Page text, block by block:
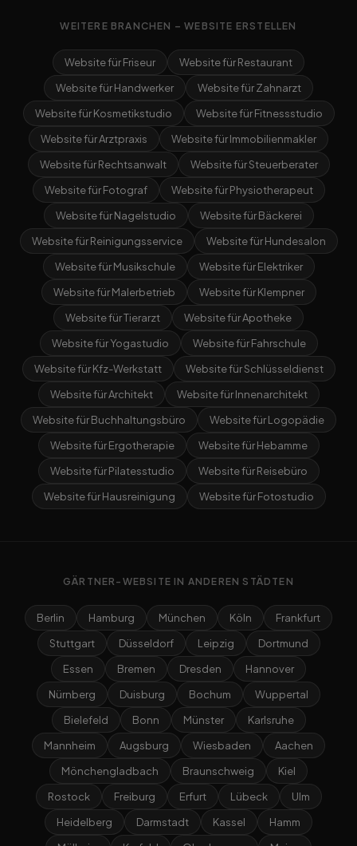
WEITERE BRANCHEN – WEBSITE ERSTELLEN
Website für Friseur
Website für Restaurant
Website für Handwerker
Website für Zahnarzt
Website für Kosmetikstudio
Website für Fitnessstudio
Website für Arztpraxis
Website für Immobilienmakler
Website für Rechtsanwalt
Website für Steuerberater
Website für Fotograf
Website für Physiotherapeut
Website für Nagelstudio
Website für Bäckerei
Website für Reinigungsservice
Website für Hundesalon
Website für Musikschule
Website für Elektriker
Website für Malerbetrieb
Website für Klempner
Website für Tierarzt
Website für Apotheke
Website für Yogastudio
Website für Fahrschule
Website für Kfz-Werkstatt
Website für Schlüsseldienst
Website für Architekt
Website für Innenarchitekt
Website für Buchhaltungsbüro
Website für Logopädie
Website für Ergotherapie
Website für Hebamme
Website für Pilatesstudio
Website für Reisebüro
Website für Hausreinigung
Website für Fotostudio
GÄRTNER-WEBSITE IN ANDEREN STÄDTEN
Berlin Hamburg München Köln
Frankfurt
Stuttgart
Düsseldorf Leipzig
Dortmund
Essen
Bremen Dresden
Hannover
Nürnberg
Duisburg Bochum
Wuppertal
Bielefeld
Bonn Münster
Karlsruhe
Mannheim
Augsburg Wiesbaden
Aachen
Mönchengladbach
Braunschweig
Kiel
Rostock
Freiburg Erfurt Lübeck
Ulm
Heidelberg
Darmstadt Kassel
Hamm